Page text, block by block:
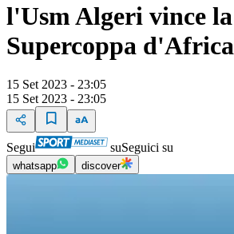
l'Usm Algeri vince la
Supercoppa d'Africa
15 Set 2023 - 23:05
15 Set 2023 - 23:05
Segui suSeguici su
whatsapp discover